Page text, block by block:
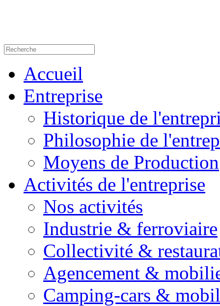
Accueil
Entreprise
Historique de
Philosophie de
Moyens de Production
Activités de l'entreprise
Nos activités
Industrie & ferroviaire
Collectivité &
Agencement &
Camping-cars &